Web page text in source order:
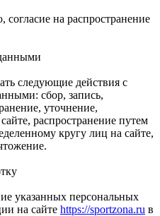
на распространение
следующие действия с
сбор, запись,
уточнение,
распространение путем
кругу лиц на сайте,
указанных персональных
на сайте https://sportzona.ru в